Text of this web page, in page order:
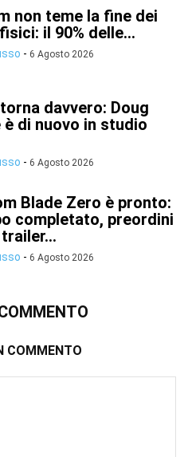
non teme la fine dei
il 90% delle...
- 6 Agosto 2026
davvero: Doug
è di nuovo in studio
- 6 Agosto 2026
Blade Zero è pronto:
completato, preordini
- 6 Agosto 2026
COMMENTO